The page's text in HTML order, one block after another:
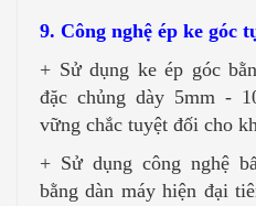
9. Công nghệ ép ke góc
+ Sử dụng ke ép góc
đặc chủng dày 5mm -
vững chắc tuyệt đối cho
+ Sử dụng công nghệ
bằng dàn máy hiện đại